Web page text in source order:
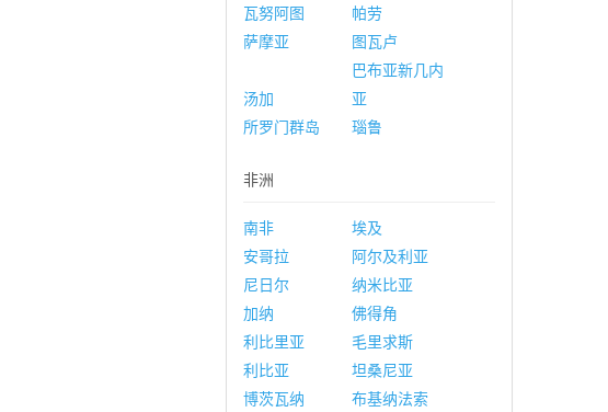
瓦努阿图
帕劳
萨摩亚
图瓦卢
汤加
巴布亚新几内
亚
所罗门群岛
瑙鲁
非洲
南非
埃及
安哥拉
阿尔及利亚
尼日尔
纳米比亚
加纳
佛得角
利比里亚
毛里求斯
利比亚
坦桑尼亚
博茨瓦纳
布基纳法索